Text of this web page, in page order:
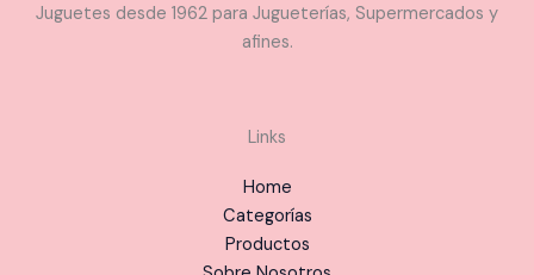
Juguetes desde 1962 para Jugueterías, Supermercados y
afines.
Links
Home
Categorías
Productos